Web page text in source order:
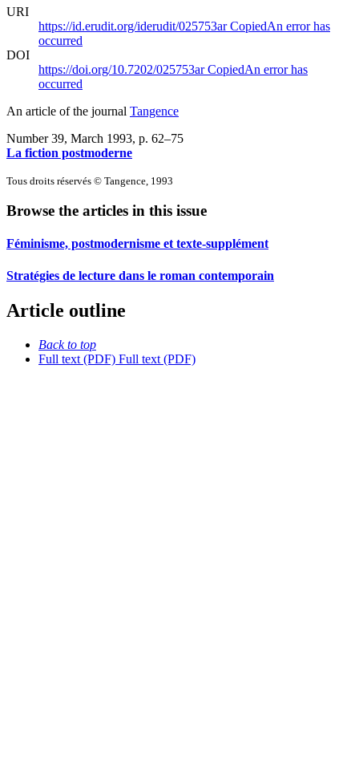
URI
https://id.erudit.org/iderudit/025753arCopiedAn error has
occurred
DOI
https://doi.org/10.7202/025753arCopiedAn error has
occurred
An article of the journal Tangence
Number 39, March 1993, p. 62–75
La fiction postmoderne
Tous droits réservés © Tangence, 1993
Browse the articles in this issue
Féminisme, postmodernisme et texte-supplément
Stratégies de lecture dans le roman contemporain
Article outline
Back to top
Full text (PDF) Full text (PDF)